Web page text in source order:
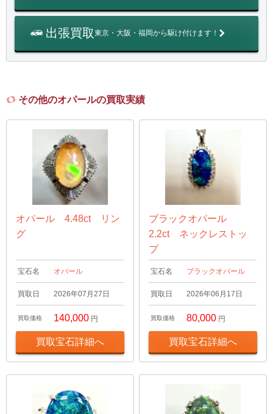
出張買取東京・大阪・福岡から駆け付けます！
その他のオパールの買取実績
オパール 4.48ct リン
グ
宝石名 オパール
買取日 2026年07月27日
買取価格 140,000 円
買取宝石詳細へ
ブラックオパール
2.2ct ネックレストッ
プ
宝石名 ブラックオパール
買取日 2026年06月17日
買取価格 80,000 円
買取宝石詳細へ